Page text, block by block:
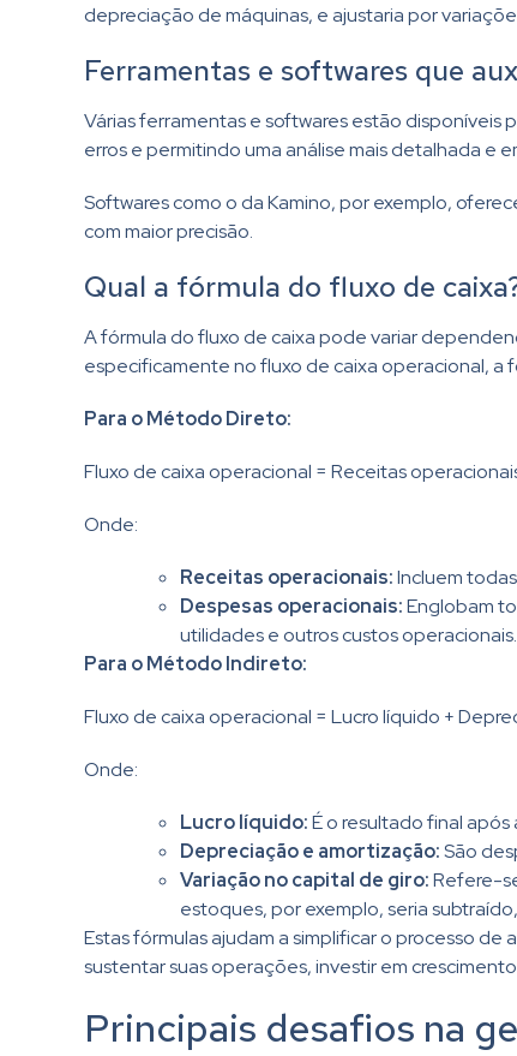
depreciação de máquinas, e ajustaria por
Ferramentas e softwares que
Várias ferramentas e softwares estão disponíveis
erros e permitindo uma análise mais detalhada e
Softwares como o da Kamino, por exemplo,
com maior precisão.
Qual a fórmula do fluxo de
A fórmula do fluxo de caixa pode variar
especificamente no fluxo de caixa operacional, a
Para o Método Direto:
Fluxo de caixa operacional = Receitas
Onde:
Receitas operacionais:Incluem
Despesas operacionais:Englobam
utilidades e outros custos operacionais.
Para o Método Indireto:
Fluxo de caixa operacional = Lucro líquido +
Onde:
Lucro líquido:É o resultado final
Depreciação e amortização:São
Variação no capital de giro:Refere-
estoques, por exemplo, seria
Estas fórmulas ajudam a simplificar o processo
sustentar suas operações, investir em
Principais desafios na